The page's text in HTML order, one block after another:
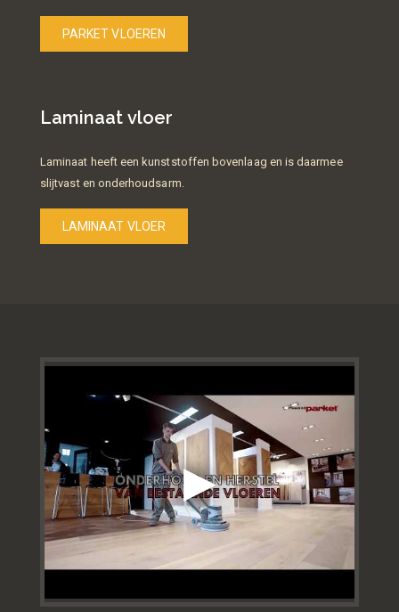
PARKET VLOEREN
Laminaat vloer
Laminaat heeft een kunststoffen bovenlaag en is daarmee
slijtvast en onderhoudsarm.
LAMINAAT VLOER